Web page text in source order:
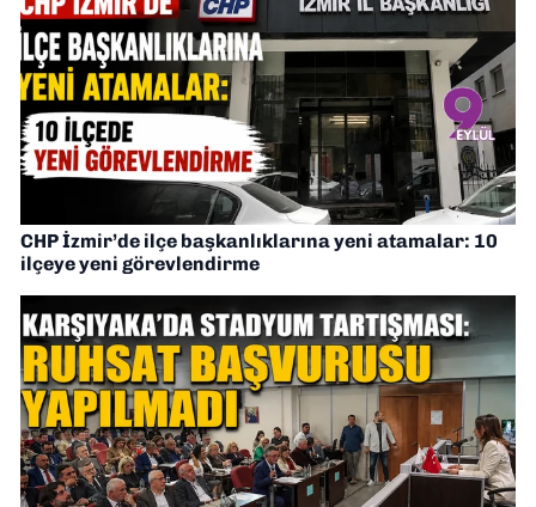
CHP İzmir’de ilçe başkanlıklarına yeni atamalar: 10
ilçeye yeni görevlendirme